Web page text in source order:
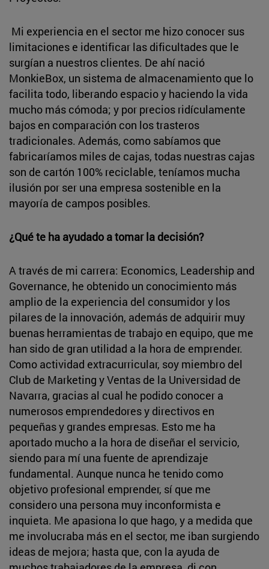
Mi experiencia en el sector me hizo conocer sus
limitaciones e identificar las dificultades que le
surgían a nuestros clientes. De ahí nació
MonkieBox, un sistema de almacenamiento que lo
facilita todo, liberando espacio y haciendo la vida
mucho más cómoda; y por precios ridículamente
bajos en comparación con los trasteros
tradicionales. Además, como sabíamos que
fabricaríamos miles de cajas, todas nuestras cajas
son de cartón 100% reciclable, teníamos mucha
ilusión por ser una empresa sostenible en la
mayoría de campos posibles.
¿Qué te ha ayudado a tomar la decisión?
A través de mi carrera: Economics, Leadership and
Governance, he obtenido un conocimiento más
amplio de la experiencia del consumidor y los
pilares de la innovación, además de adquirir muy
buenas herramientas de trabajo en equipo, que me
han sido de gran utilidad a la hora de emprender.
Como actividad extracurricular, soy miembro del
Club de Marketing y Ventas de la Universidad de
Navarra, gracias al cual he podido conocer a
numerosos emprendedores y directivos en
pequeñas y grandes empresas. Esto me ha
aportado mucho a la hora de diseñar el servicio,
siendo para mí una fuente de aprendizaje
fundamental. Aunque nunca he tenido como
objetivo profesional emprender, sí que me
considero una persona muy inconformista e
inquieta. Me apasiona lo que hago, y a medida que
me involucraba más en el sector, me iban surgiendo
ideas de mejora; hasta que, con la ayuda de